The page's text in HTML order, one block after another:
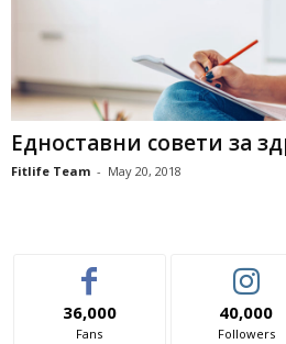
Едноставни совети за
Fitlife Team - May 20, 2018
36,000
Fans
40,000
Followers